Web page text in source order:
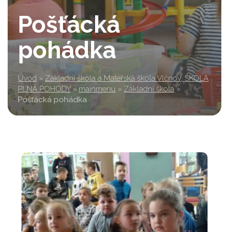
Pošťácká
pohádka
Úvod » Základní škola a Mateřská škola Vlčnov, ŠKOLA
PLNÁ POHODY » mainmenu » Základní škola »
Pošťácká pohádka